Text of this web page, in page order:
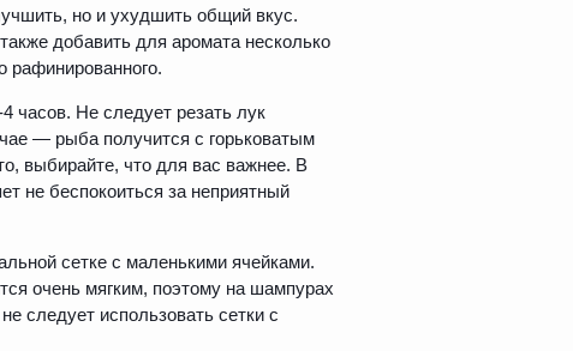
но и ухудшить общий вкус.
добавить для аромата несколько
рафинированного.
часов. Не следует резать лук
— рыба получится с горьковатым
выбирайте, что для вас важнее. В
не беспокоиться за неприятный
сетке с маленькими ячейками.
очень мягким, поэтому на шампурах
следует использовать сетки с